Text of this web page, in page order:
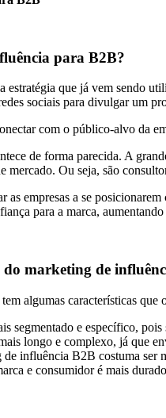
para B2B?
que já vem sendo
sociais para divulgar um
com o público-alvo da
de forma parecida. A
mercado. Ou seja, são
as empresas a se
para a marca,
do marketing de
algumas características
segmentado e específico, pois
longo e complexo, já que
influência B2B costuma ser
e consumidor é mais